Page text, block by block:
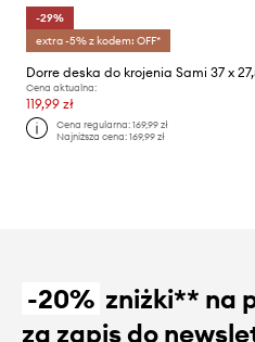
-29%
extra -5% z kodem: OFF*
Cena aktualna:
119,99 zł
Cena regularna:169,99 zł
Najniższa cena:169,99 zł
-20% zniżki** na
za zapis do